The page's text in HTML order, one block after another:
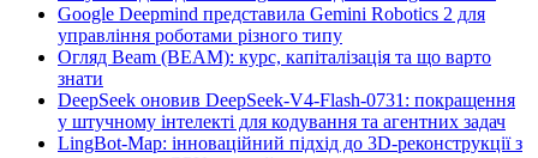
Google Deepmind представила Gemini Robotics 2 для
управління роботами різного типу
Огляд Beam (BEAM): курс, капіталізація та що варто
знати
DeepSeek оновив DeepSeek-V4-Flash-0731: покращення
у штучному інтелекті для кодування та агентних задач
LingBot-Map: інноваційний підхід до 3D-реконструкції з